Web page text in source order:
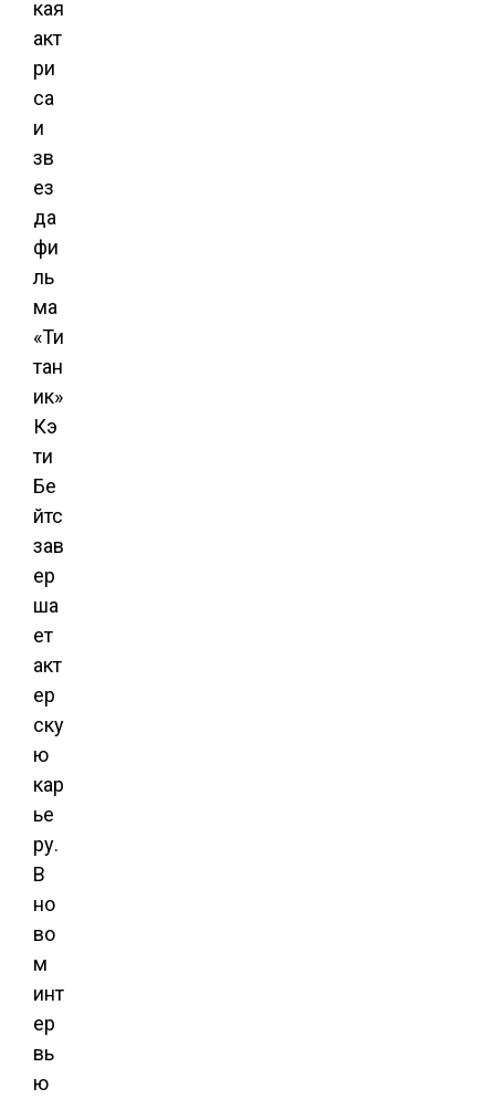
кая
акт
ри
са
и
зв
ез
да
фи
ль
ма
«Ти
тан
ик»
Кэ
ти
Бе
йтс
зав
ер
ша
ет
акт
ер
ску
ю
кар
ье
ру.
В
но
во
м
инт
ер
вь
ю